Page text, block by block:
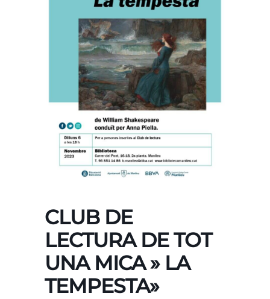
CLUB DE
LECTURA DE TOT
UNA MICA » LA
TEMPESTA»